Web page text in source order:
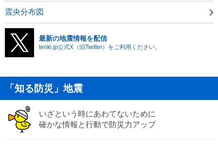
震央分布図
最新の地震情報を配信
tenki.jp公式X（旧Twitter）をご利用ください。
「知る防災」地震
いざという時にあわてないために
確かな情報と行動で防災力アップ